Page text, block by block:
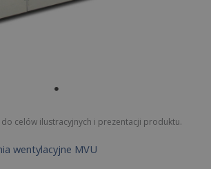
do celów ilustracyjnych i prezentacji produktu.
wentylacyjne MVU